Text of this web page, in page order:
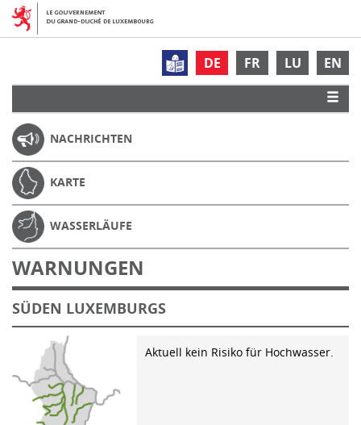
DE FR LU EN
NACHRICHTEN
KARTE
WASSERLÄUFE
WARNUNGEN
SÜDEN LUXEMBURGS
Aktuell kein Risiko für Hochwasser.